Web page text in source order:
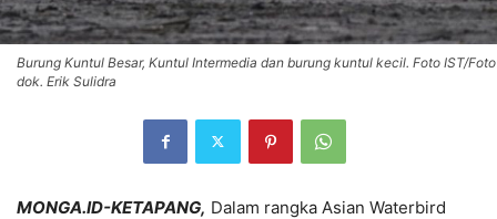
Burung Kuntul Besar, Kuntul Intermedia dan burung kuntul kecil. Foto IST/Foto
dok. Erik Sulidra
MONGA.ID-KETAPANG, Dalam rangka Asian Waterbird